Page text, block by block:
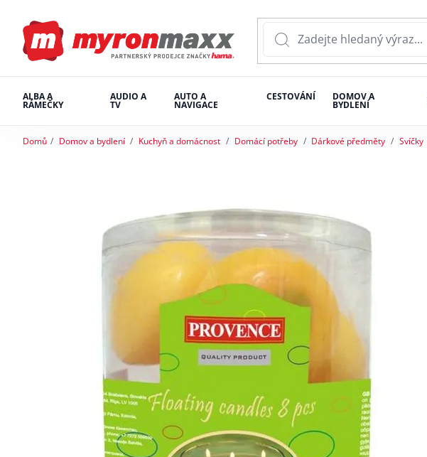
ALBA A
RÁMEČKY
AUDIO A
TV
AUTO A
NAVIGACE
CESTOVÁNÍ DOMOV A
BYDLENÍ
Domů Domov a bydlení Kuchyň a domácnost Domácí potřeby Dárkové předměty Svíčky